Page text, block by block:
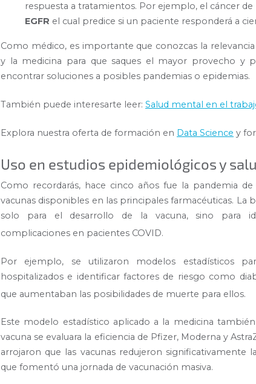
respuesta a tratamientos. Por ejemplo, el cáncer
EGFR el cual predice si un paciente responderá a
Como médico, es importante que conozcas la
y la medicina para que saques el mayor provecho y
encontrar soluciones a posibles pandemias o epidemias.
También puede interesarte leer: Salud mental en el
Explora nuestra oferta de formación en Data Science y
Uso en estudios epidemiológicos y
Como recordarás, hace cinco años fue la pandemia
vacunas disponibles en las principales farmacéuticas.
solo para el desarrollo de la vacuna, sino para
complicaciones en pacientes COVID.
Por ejemplo, se utilizaron modelos estadísticos
hospitalizados e identificar factores de riesgo como
que aumentaban las posibilidades de muerte para ellos.
Este modelo estadístico aplicado a la medicina
vacuna se evaluara la eficiencia de Pfizer, Moderna y
arrojaron que las vacunas redujeron significativamente
que fomentó una jornada de vacunación masiva.